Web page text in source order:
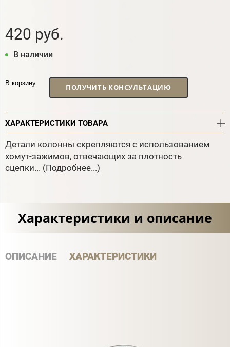
420 руб.
В наличии
В корзину ПОЛУЧИТЬ КОНСУЛЬТАЦИЮ
ХАРАКТЕРИСТИКИ ТОВАРА
Детали колонны скрепляются с использованием
хомут-зажимов, отвечающих за плотность
сцепки... (Подробнее...)
Характеристики и описание
ОПИСАНИЕ ХАРАКТЕРИСТИКИ